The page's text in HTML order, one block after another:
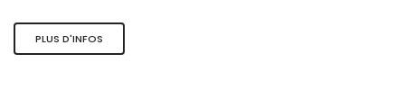
PLUS D'INFOS